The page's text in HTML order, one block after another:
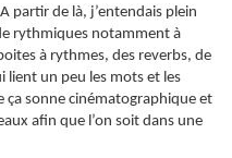
partir de là, j’entendais plein
rythmiques notamment à
à rythmes, des reverbs, de
lient un peu les mots et les
ça sonne cinématographique et
afin que l’on soit dans une